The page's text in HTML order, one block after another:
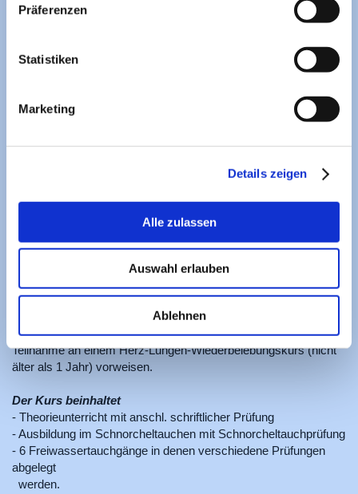
Präferenzen
Statistiken
Marketing
Details zeigen
Alle zulassen
Auswahl erlauben
Ablehnen
DTSA Bronze"
Ausbildungsinhalt DTSA Bronze Stand 1201[...]
PDF-Dokument [126.7 KB]
Deutsches Tauchsportabzeichen Silber
Als Vorausetzung gelten hier ein Mindesalter von 16 Jahren (bei
Minderjährigen Einverständnis der Erziehungsberechtigten)
sowie der Nachweis der Tauchtauglichkeit durch ein ärtzliches
Außerdem muss der Anwärter nach bestehen des DTSA*
Bronze mindestens 30 Freiwassertauchgänge - davon mind. 10
auf mind. 25 Meter Tiefe - im Logbuch vorweisen (Tauchgänge
über 40m im Salzwasser und über 30m im Süßwasser werden
hierbei nicht berücksichtigt)
Der Anwärter muss den Spezialkurs "Orientierung" und eine
Teilnahme an einem Herz-Lungen-Wiederbelebungskurs (nicht
älter als 1 Jahr) vorweisen.
Der Kurs beinhaltet
- Theorieunterricht mit anschl. schriftlicher Prüfung
- Ausbildung im Schnorcheltauchen mit Schnorcheltauchprüfung
- 6 Freiwassertauchgänge in denen verschiedene Prüfungen
abgelegt
werden.